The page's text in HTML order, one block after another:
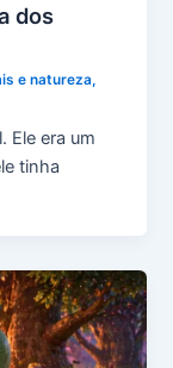
dos
e natureza,
Ele era um
tinha